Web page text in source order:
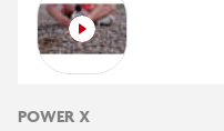
POWER X